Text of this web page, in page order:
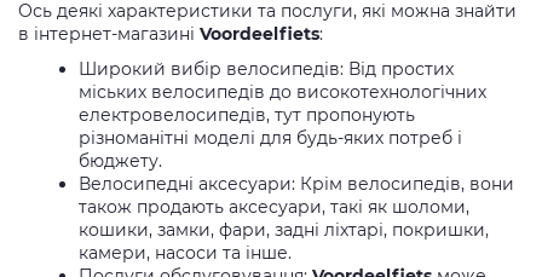
Ось деякі характеристики та послуги, які можна знайти
в інтернет-магазині Voordeelfiets:
Широкий вибір велосипедів: Від простих
міських велосипедів до високотехнологічних
електровелосипедів, тут пропонують
різноманітні моделі для будь-яких потреб і
бюджету.
Велосипедні аксесуари: Крім велосипедів, вони
також продають аксесуари, такі як шоломи,
кошики, замки, фари, задні ліхтарі, покришки,
камери, насоси та інше.